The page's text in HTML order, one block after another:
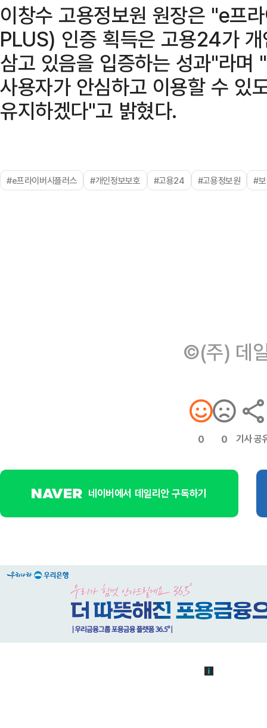
이창수 고용정보원 원장은 "e프
PLUS) 인증 획득은 고용24가
삼고 있음을 입증하는 성과"라
사용자가 안심하고 이용할 수 있
유지하겠다"고 밝혔다.
#e프라이버시플러스 #개인정보보호 #고용24 #고용정보원 #
©(주) 데
0 0 기사 공
네이버에서 데일리안 구독하기